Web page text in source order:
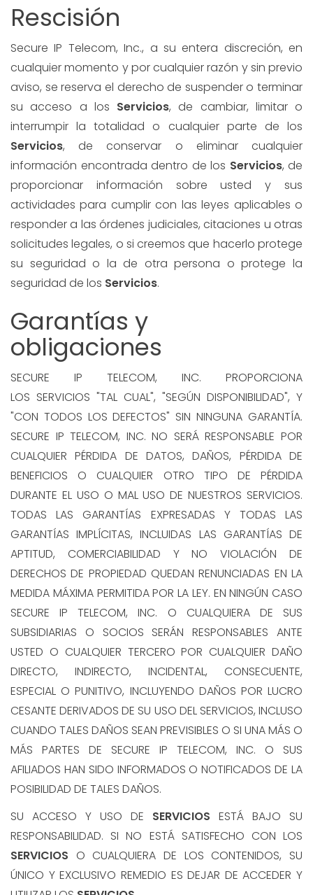
Rescisión
Secure IP Telecom, Inc., a su entera discreción, en
cualquier momento y por cualquier razón y sin previo
aviso, se reserva el derecho de suspender o terminar
su acceso a los Servicios, de cambiar, limitar o
interrumpir la totalidad o cualquier parte de los
Servicios, de conservar o eliminar cualquier
información encontrada dentro de los Servicios, de
proporcionar información sobre usted y sus
actividades para cumplir con las leyes aplicables o
responder a las órdenes judiciales, citaciones u otras
solicitudes legales, o si creemos que hacerlo protege
su seguridad o la de otra persona o protege la
seguridad de los Servicios.
Garantías y
obligaciones
SECURE IP TELECOM, INC. PROPORCIONA
LOS SERVICIOS "TAL CUAL", "SEGÚN DISPONIBILIDAD", Y
"CON TODOS LOS DEFECTOS" SIN NINGUNA GARANTÍA.
SECURE IP TELECOM, INC. NO SERÁ RESPONSABLE POR
CUALQUIER PÉRDIDA DE DATOS, DAÑOS, PÉRDIDA DE
BENEFICIOS O CUALQUIER OTRO TIPO DE PÉRDIDA
DURANTE EL USO O MAL USO DE NUESTROS SERVICIOS.
TODAS LAS GARANTÍAS EXPRESADAS Y TODAS LAS
GARANTÍAS IMPLÍCITAS, INCLUIDAS LAS GARANTÍAS DE
APTITUD, COMERCIABILIDAD Y NO VIOLACIÓN DE
DERECHOS DE PROPIEDAD QUEDAN RENUNCIADAS EN LA
MEDIDA MÁXIMA PERMITIDA POR LA LEY. EN NINGÚN CASO
SECURE IP TELECOM, INC. O CUALQUIERA DE SUS
SUBSIDIARIAS O SOCIOS SERÁN RESPONSABLES ANTE
USTED O CUALQUIER TERCERO POR CUALQUIER DAÑO
DIRECTO, INDIRECTO, INCIDENTAL, CONSECUENTE,
ESPECIAL O PUNITIVO, INCLUYENDO DAÑOS POR LUCRO
CESANTE DERIVADOS DE SU USO DEL SERVICIOS, INCLUSO
CUANDO TALES DAÑOS SEAN PREVISIBLES O SI UNA MÁS O
MÁS PARTES DE SECURE IP TELECOM, INC. O SUS
AFILIADOS HAN SIDO INFORMADOS O NOTIFICADOS DE LA
POSIBILIDAD DE TALES DAÑOS.
SU ACCESO Y USO DE SERVICIOS ESTÁ BAJO SU
RESPONSABILIDAD. SI NO ESTÁ SATISFECHO CON LOS
SERVICIOS O CUALQUIERA DE LOS CONTENIDOS, SU
ÚNICO Y EXCLUSIVO REMEDIO ES DEJAR DE ACCEDER Y